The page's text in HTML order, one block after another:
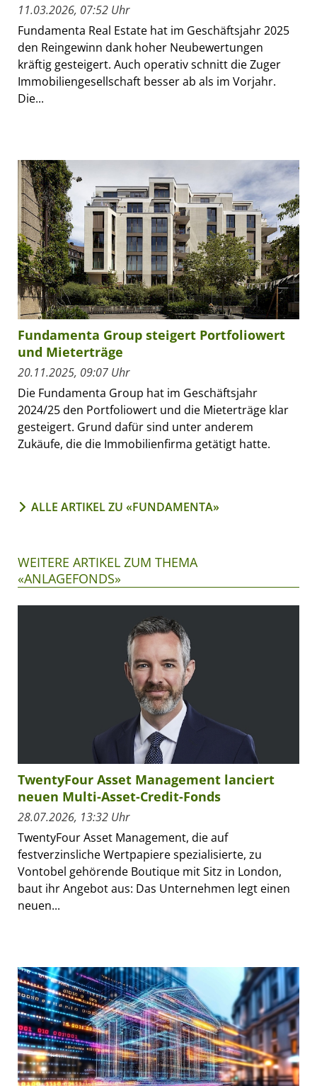
11.03.2026, 07:52 Uhr
Fundamenta Real Estate hat im Geschäftsjahr 2025
den Reingewinn dank hoher Neubewertungen
kräftig gesteigert. Auch operativ schnitt die Zuger
Immobiliengesellschaft besser ab als im Vorjahr.
Die...
Fundamenta Group steigert Portfoliowert
und Mieterträge
20.11.2025, 09:07 Uhr
Die Fundamenta Group hat im Geschäftsjahr
2024/25 den Portfoliowert und die Mieterträge klar
gesteigert. Grund dafür sind unter anderem
Zukäufe, die die Immobilienfirma getätigt hatte.
ALLE ARTIKEL ZU «FUNDAMENTA»
WEITERE ARTIKEL ZUM THEMA
«ANLAGEFONDS»
TwentyFour Asset Management lanciert
neuen Multi-Asset-Credit-Fonds
28.07.2026, 13:32 Uhr
TwentyFour Asset Management, die auf
festverzinsliche Wertpapiere spezialisierte, zu
Vontobel gehörende Boutique mit Sitz in London,
baut ihr Angebot aus: Das Unternehmen legt einen
neuen...